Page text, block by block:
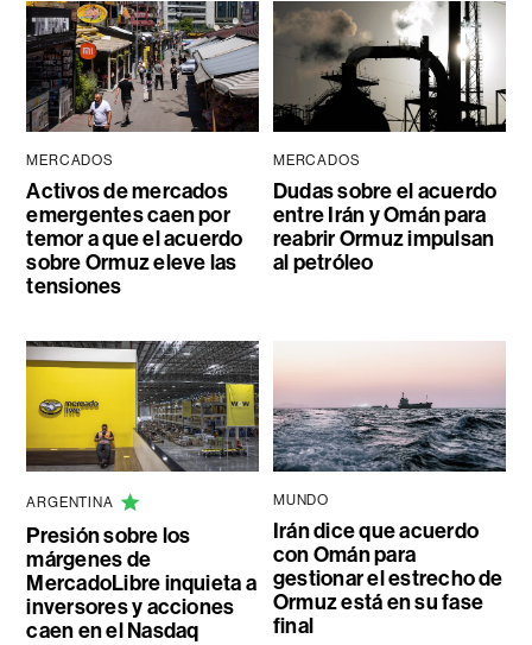
MERCADOS
Activos de mercados
emergentes caen por
temor a que el acuerdo
sobre Ormuz eleve las
tensiones
MERCADOS
Dudas sobre el acuerdo
entre Irán y Omán para
reabrir Ormuz impulsan
al petróleo
ARGENTINA
Presión sobre los
márgenes de
MercadoLibre inquieta a
inversores y acciones
caen en el Nasdaq
MUNDO
Irán dice que acuerdo
con Omán para
gestionar el estrecho de
Ormuz está en su fase
final